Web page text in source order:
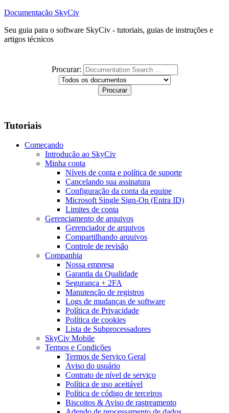
Documentação SkyCiv
Seu guia para o software SkyCiv - tutoriais, guias de instruções e
artigos técnicos
Procurar:
Tutoriais
Começando
Introdução ao SkyCiv
Minha conta
Níveis de conta e política de suporte
Cancelando sua assinatura
Configuração da conta da equipe
Microsoft Single Sign-On (Entra ID)
Limites de conta
Gerenciamento de arquivos
Gerenciador de arquivos
Compartilhando arquivos
Controle de revisão
Companhia
Nossa empresa
Garantia da Qualidade
Segurança + 2FA
Manutenção de registros
Logs de mudanças de software
Política de Privacidade
Política de cookies
Lista de Subprocessadores
SkyCiv Mobile
Termos e Condições
Termos de Serviço Geral
Aviso do usuário
Contrato de nível de serviço
Política de uso aceitável
Política de código de terceiros
Biscoitos & Aviso de rastreamento